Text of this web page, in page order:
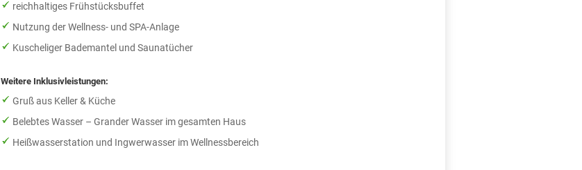
reichhaltiges Frühstücksbuffet
Nutzung der Wellness- und SPA-Anlage
Kuscheliger Bademantel und Saunatücher
Weitere Inklusivleistungen:
Gruß aus Keller & Küche
Belebtes Wasser – Grander Wasser im gesamten Haus
Heißwasserstation und Ingwerwasser im Wellnessbereich